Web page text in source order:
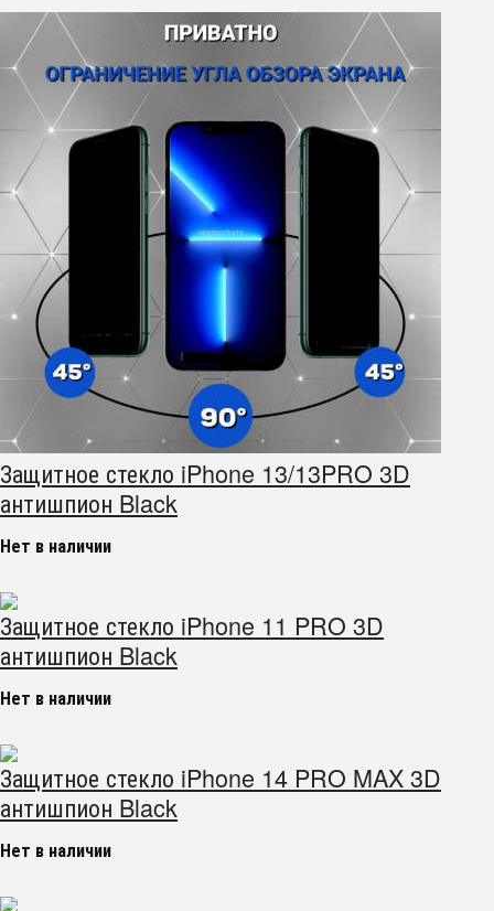
Защитное стекло iPhone 13/13PRO 3D
антишпион Black
Нет в наличии
Защитное стекло iPhone 11 PRO 3D
антишпион Black
Нет в наличии
Защитное стекло iPhone 14 PRO MAX 3D
антишпион Black
Нет в наличии